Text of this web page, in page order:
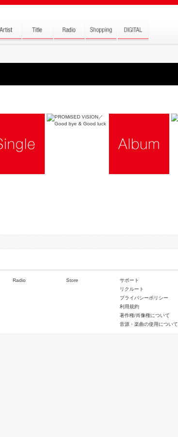
Radio Store
サポート
リクルート
プライバシーポリシー
利用規約
著作権/肖像権について
音源・楽曲の使用について